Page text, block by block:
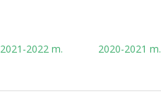
2021-2022 m. 2020-2021 m.